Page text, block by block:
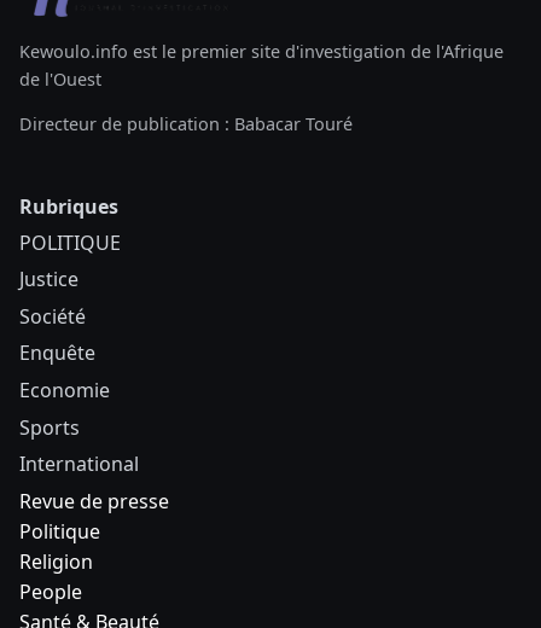
Kewoulo.info est le premier site d'investigation de l'Afrique
de l'Ouest
Directeur de publication : Babacar Touré
Rubriques
POLITIQUE
Justice
Société
Enquête
Economie
Sports
International
Revue de presse
Politique
Religion
People
Santé & Beauté